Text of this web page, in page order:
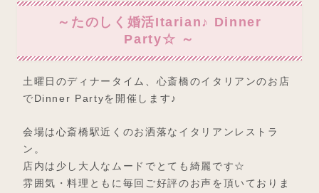
～たのしく婚活Itarian♪ Dinner
Party☆ ～
土曜日のディナータイム、心斎橋のイタリアンのお店
でDinner Partyを開催します♪
会場は心斎橋駅近くのお洒落なイタリアンレストラ
ン。
店内は少し大人なムードでとても綺麗です☆
雰囲気・料理ともに毎回ご好評のお声を頂いておりま